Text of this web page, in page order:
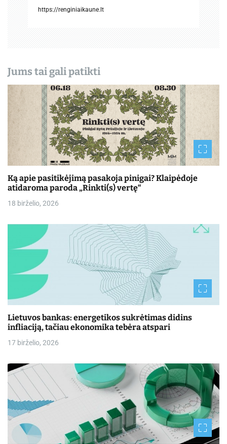
https://renginiaikaune.lt
Jums tai gali patikti
Ką apie pasitikėjimą pasakoja pinigai? Klaipėdoje
atidaroma paroda „Rinkti(s) vertę“
18 birželio, 2026
Lietuvos bankas: energetikos sukrėtimas didins
infliaciją, tačiau ekonomika tebėra atspari
17 birželio, 2026